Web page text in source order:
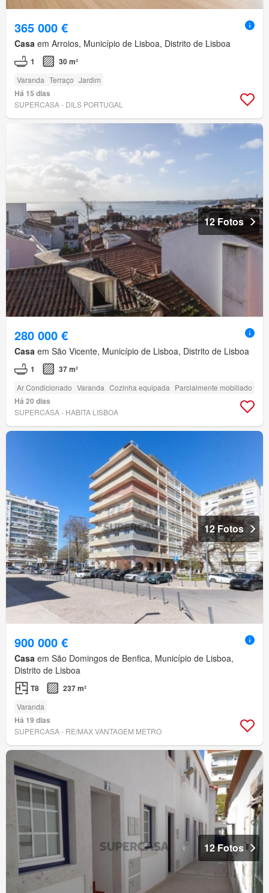
365 000 €
Casa em Arroios, Município de Lisboa, Distrito de Lisboa
1 30 m²
Varanda Terraço Jardim
Há 15 dias
SUPERCASA - DILS PORTUGAL
12 Fotos
280 000 €
Casa em São Vicente, Município de Lisboa, Distrito de Lisboa
1 37 m²
Ar Condicionado Varanda Cozinha equipada Parcialmente mobiliado
Há 20 dias
SUPERCASA - HABITA LISBOA
12 Fotos
900 000 €
Casa em São Domingos de Benfica, Município de Lisboa,
Distrito de Lisboa
T8 237 m²
Varanda
Há 19 dias
SUPERCASA - RE/MAX VANTAGEM METRO
12 Fotos